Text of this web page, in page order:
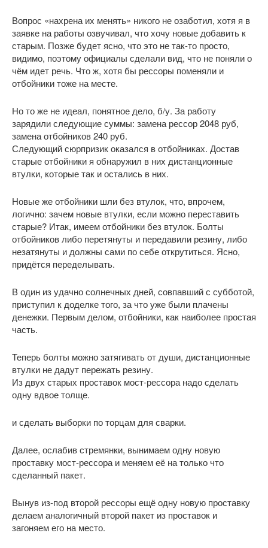
Вопрос «нахрена их менять» никого не озаботил, хотя я в
заявке на работы озвучивал, что хочу новые добавить к
старым. Позже будет ясно, что это не так-то просто,
видимо, поэтому официалы сделали вид, что не поняли о
чём идет речь. Что ж, хотя бы рессоры поменяли и
отбойники тоже на месте.
Но то же не идеал, понятное дело, б/у. За работу
зарядили следующие суммы: замена рессор 2048 руб,
замена отбойников 240 руб.
Следующий сюрпризик оказался в отбойниках. Достав
старые отбойники я обнаружил в них дистанционные
втулки, которые так и остались в них.
Новые же отбойники шли без втулок, что, впрочем,
логично: зачем новые втулки, если можно переставить
старые? Итак, имеем отбойники без втулок. Болты
отбойников либо перетянуты и передавили резину, либо
незатянуты и должны сами по себе открутиться. Ясно,
придётся переделывать.
В один из удачно солнечных дней, совпавший с субботой,
приступил к доделке того, за что уже были плачены
денежки. Первым делом, отбойники, как наиболее простая
часть.
Теперь болты можно затягивать от души, дистанционные
втулки не дадут пережать резину.
Из двух старых проставок мост-рессора надо сделать
одну вдвое толще.
и сделать выборки по торцам для сварки.
Далее, ослабив стремянки, вынимаем одну новую
проставку мост-рессора и меняем её на только что
сделанный пакет.
Вынув из-под второй рессоры ещё одну новую проставку
делаем аналогичный второй пакет из проставок и
загоняем его на место.